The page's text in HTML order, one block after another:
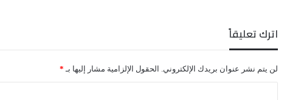
اترك تعليقاً
لن يتم نشر عنوان بريدك الإلكتروني. الحقول الإلزامية مشار إليها بـ *